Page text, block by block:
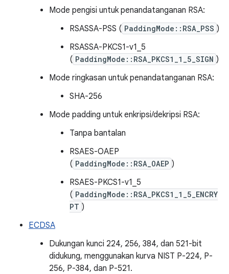
Mode pengisi untuk penandatanganan RSA:
RSASSA-PSS ( PaddingMode::RSA_PSS )
RSASSA-PKCS1-v1_5
( PaddingMode::RSA_PKCS1_1_5_SIGN )
Mode ringkasan untuk penandatanganan RSA:
SHA-256
Mode padding untuk enkripsi/dekripsi RSA:
Tanpa bantalan
RSAES-OAEP
( PaddingMode::RSA_OAEP )
RSAES-PKCS1-v1_5
( PaddingMode::RSA_PKCS1_1_5_ENCRY
PT )
ECDSA
Dukungan kunci 224, 256, 384, dan 521-bit
didukung, menggunakan kurva NIST P-224, P-
256, P-384, dan P-521.